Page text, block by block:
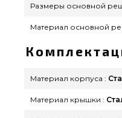
Размеры основной
Материал основной
Материал корпуса :
Материал крышки :